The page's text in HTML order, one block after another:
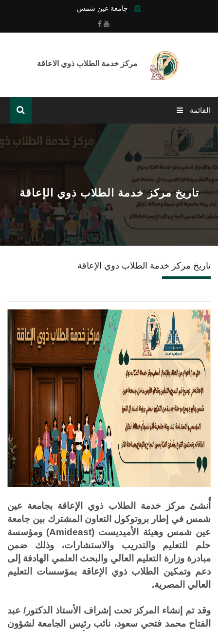
جامعة عين شمس
القائمة
الرئيسية
خدمات المركز
أنشطة وفعاليات المركز
المراكز الفرعية
تاريخ مركز خدمة الطلاب ذوي الإعاقة
تاريخ مركز خدمة الطلاب ذوي الإعاقة
أُنشئ مركز خدمة الطلاب ذوي الإعاقة بجامعة عين
شمس في إطار بروتوكول التعاون المشترك بين جامعة
عين شمس وهيئة الأميديست (Amideast) ومؤسسة
حلم للتعليم والتدريب والاستشارات، وذلك ضمن
مبادرة وزارة التعليم العالي والبحث العلمي الهادفة إلى
دعم وتمكين الطلاب ذوي الإعاقة بمؤسسات التعليم
العالي المصرية.
وقد تم إنشاء المركز تحت إشراف الأستاذ الدكتور/ عبد
الفتاح محمد فتحي سعود، نائب رئيس الجامعة لشؤون